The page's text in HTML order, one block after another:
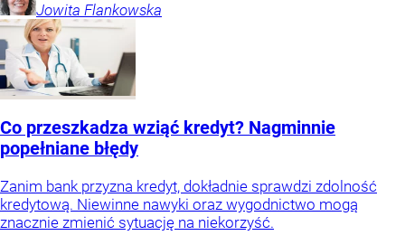
Jowita Flankowska
Co przeszkadza wziąć kredyt? Nagminnie
popełniane błędy
Zanim bank przyzna kredyt, dokładnie sprawdzi zdolność
kredytową. Niewinne nawyki oraz wygodnictwo mogą
znacznie zmienić sytuację na niekorzyść.